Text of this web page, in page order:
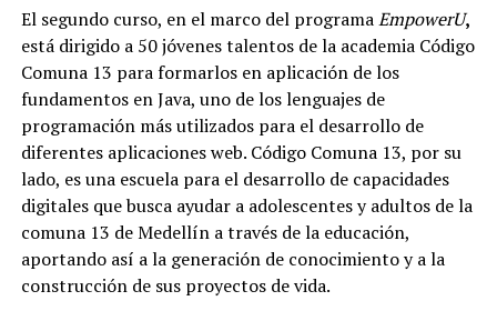
El segundo curso, en el marco del programaEmpowerU,
está dirigido a 50 jóvenes talentos de la academia Código
Comuna 13 para formarlos en aplicación de los
fundamentos en Java, uno de los lenguajes de
programación más utilizados para el desarrollo de
diferentes aplicaciones web. Código Comuna 13, por su
lado, es una escuela para el desarrollo de capacidades
digitales que busca ayudar a adolescentes y adultos de la
comuna 13 de Medellín a través de la educación,
aportando así a la generación de conocimiento y a la
construcción de sus proyectos de vida.